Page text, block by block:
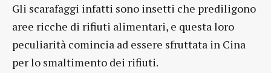
Gli scarafaggi infatti sono insetti che prediligono
aree ricche di rifiuti alimentari, e questa loro
peculiarità comincia ad essere sfruttata in Cina
per lo smaltimento dei rifiuti.